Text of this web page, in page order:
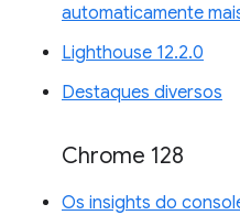
automaticamente
Lighthouse 12.2.0
Destaques diversos
Chrome 128
Os insights do